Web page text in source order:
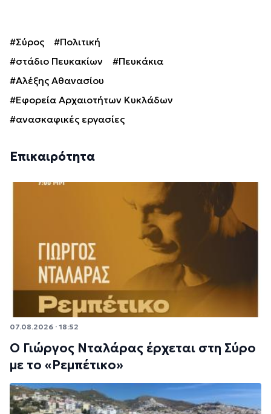
#Σύρος
#Πολιτική
#στάδιο Πευκακίων
#Πευκάκια
#Αλέξης Αθανασίου
#Εφορεία Αρχαιοτήτων Κυκλάδων
#ανασκαφικές εργασίες
Επικαιρότητα
07.08.2026 · 18:52
Ο Γιώργος Νταλάρας έρχεται στη Σύρο
με το «Ρεμπέτικο»